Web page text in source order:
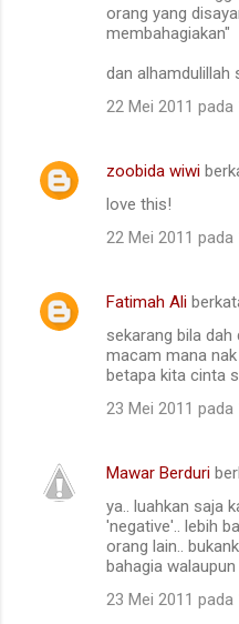
orang yang
membahagiakan"
dan alhamdulillah
22 Mei 2011 pada
zoobida wiwi
love this!
22 Mei 2011 pada
Fatimah Ali
sekarang bila
macam mana
betapa kita cinta
23 Mei 2011 pada
Mawar Berduri
ya.. luahkan saja
'negative'.. lebih
orang lain..
bahagia
23 Mei 2011 pada